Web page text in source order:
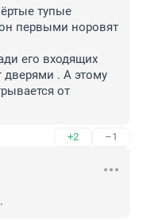
тупые
первыми норовят
его входящих
. А этому
от
+2 –1